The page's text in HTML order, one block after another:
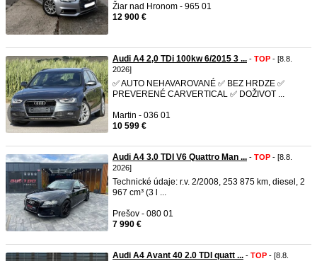
Žiar nad Hronom - 965 01
12 900 €
Audi A4 2,0 TDi 100kw 6/2015 3 ... - TOP - [8.8.
2026]
✅ AUTO NEHAVAROVANÉ ✅ BEZ HRDZE ✅
PREVERENÉ CARVERTICAL ✅ DOŽIVOT ...
Martin - 036 01
10 599 €
Audi A4 3.0 TDI V6 Quattro Man ... - TOP - [8.8.
2026]
Technické údaje: r.v. 2/2008, 253 875 km, diesel, 2
967 cm³ (3 l ...
Prešov - 080 01
7 990 €
Audi A4 Avant 40 2.0 TDI quatt ... - TOP - [8.8.